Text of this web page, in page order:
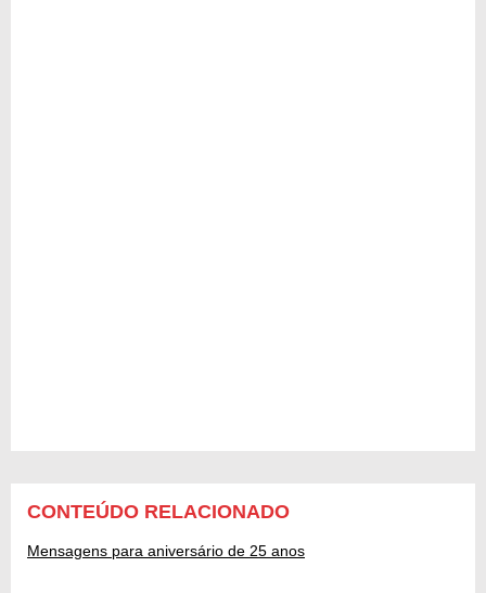
CONTEÚDO RELACIONADO
Mensagens para aniversário de 25 anos